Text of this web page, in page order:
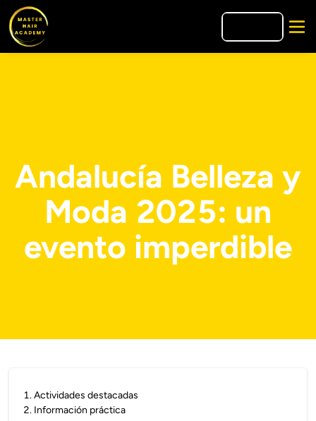
Andalucía Belleza y
Moda 2025: un
evento imperdible
1.Actividades destacadas
2. Información práctica